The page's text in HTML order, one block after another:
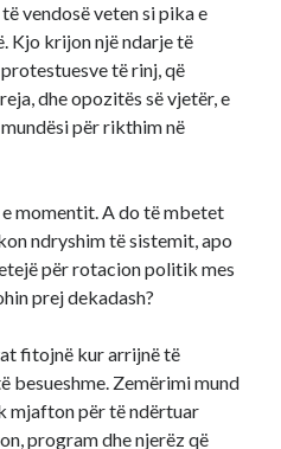
vendosë veten si pika e
Kjo krijon një ndarje të
të rinj, që
dhe opozitës së vjetër, e
për rikthim në
momentit. A do të mbetet
ndryshim të sistemit, apo
për rotacion politik mes
prej dekadash?
fitojnë kur arrijnë të
besueshme. Zemërimi mund
mjafton për të ndërtuar
program dhe njerëz që